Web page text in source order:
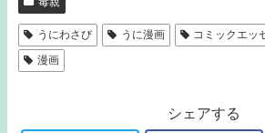
うにわさび うに漫画 コミックエッ
漫画
シェアする